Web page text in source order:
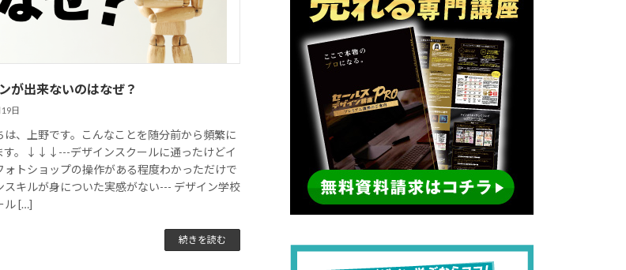
が出来ないのはなぜ？
日
は、上野です。こんなことを随分前から頻繁に
す。↓↓↓---デザインスクールに通ったけどイ
ォトショップの操作がある程度わかっただけで
スキルが身についた実感がない--- デザイン学校
ル […]
続きを読む